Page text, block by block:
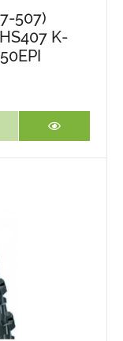
507)
K-